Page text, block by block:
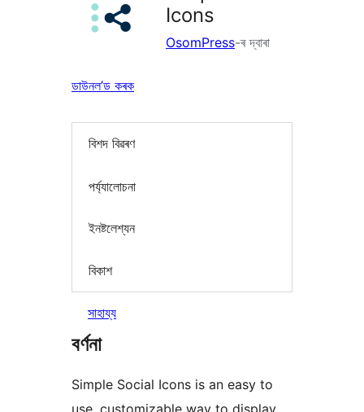
Icons
OsomPress-ৰ দ্বাৰা
ডাউনল’ড কৰক
বিশদ বিৱৰণ
পৰ্য্যালোচনা
ইনষ্টলেশ্যন
বিকাশ
সাহায্য
বৰ্ণনা
Simple Social Icons is an easy to